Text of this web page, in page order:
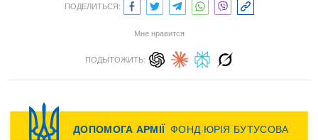
ПОДЕЛИТЬСЯ:
Мне нравится
ПОДЫТОЖИТЬ: